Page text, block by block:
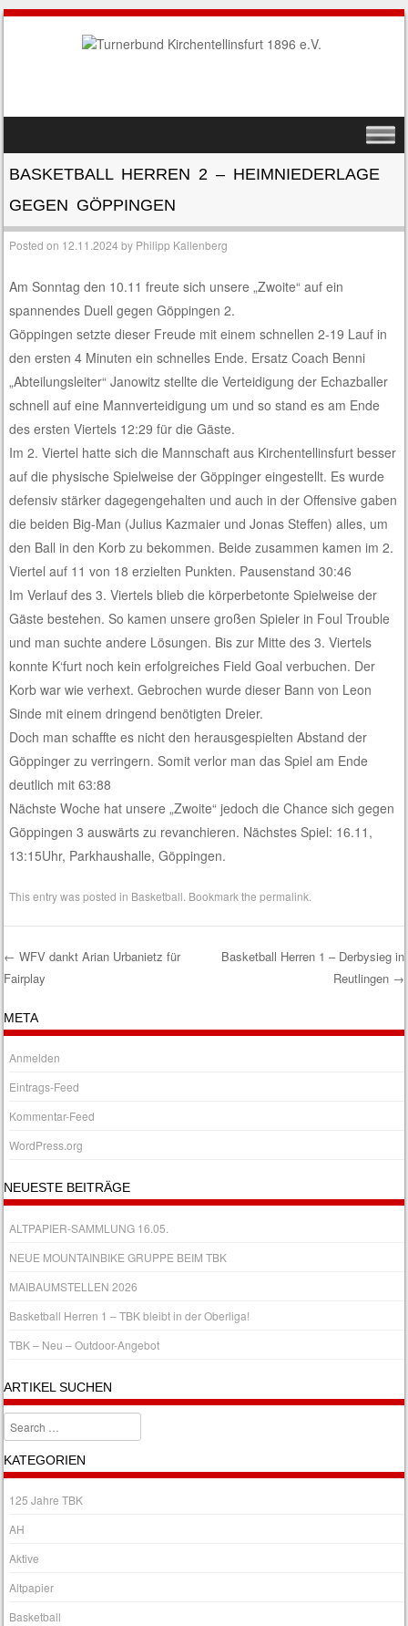
MENU
BASKETBALL HERREN 2 – HEIMNIEDERLAGE
GEGEN GÖPPINGEN
Posted on 12.11.2024 by Philipp Kallenberg
Am Sonntag den 10.11 freute sich unsere „Zwoite“ auf ein
spannendes Duell gegen Göppingen 2.
Göppingen setzte dieser Freude mit einem schnellen 2-19 Lauf in
den ersten 4 Minuten ein schnelles Ende. Ersatz Coach Benni
„Abteilungsleiter“ Janowitz stellte die Verteidigung der Echazballer
schnell auf eine Mannverteidigung um und so stand es am Ende
des ersten Viertels 12:29 für die Gäste.
Im 2. Viertel hatte sich die Mannschaft aus Kirchentellinsfurt besser
auf die physische Spielweise der Göppinger eingestellt. Es wurde
defensiv stärker dagegengehalten und auch in der Offensive gaben
die beiden Big-Man (Julius Kazmaier und Jonas Steffen) alles, um
den Ball in den Korb zu bekommen. Beide zusammen kamen im 2.
Viertel auf 11 von 18 erzielten Punkten. Pausenstand 30:46
Im Verlauf des 3. Viertels blieb die körperbetonte Spielweise der
Gäste bestehen. So kamen unsere großen Spieler in Foul Trouble
und man suchte andere Lösungen. Bis zur Mitte des 3. Viertels
konnte K‘furt noch kein erfolgreiches Field Goal verbuchen. Der
Korb war wie verhext. Gebrochen wurde dieser Bann von Leon
Sinde mit einem dringend benötigten Dreier.
Doch man schaffte es nicht den herausgespielten Abstand der
Göppinger zu verringern. Somit verlor man das Spiel am Ende
deutlich mit 63:88
Nächste Woche hat unsere „Zwoite“ jedoch die Chance sich gegen
Göppingen 3 auswärts zu revanchieren. Nächstes Spiel: 16.11,
13:15Uhr, Parkhaushalle, Göppingen.
This entry was posted in Basketball . Bookmark thepermalink
Post navigation
← WFV dankt Arian Urbanietz für
Fairplay
Basketball Herren 1 – Derbysieg in
Reutlingen →
META
Anmelden
Eintrags-Feed
Kommentar-Feed
WordPress.org
NEUESTE BEITRÄGE
ALTPAPIER-SAMMLUNG 16.05.
NEUE MOUNTAINBIKE GRUPPE BEIM TBK
MAIBAUMSTELLEN 2026
Basketball Herren 1 – TBK bleibt in der Oberliga!
TBK – Neu – Outdoor-Angebot
ARTIKEL SUCHEN
Search
KATEGORIEN
125 Jahre TBK
AH
Aktive
Altpapier
Basketball